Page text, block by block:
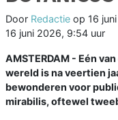
Door Redactie op 16
16 juni 2026, 9:54 uur
AMSTERDAM - Eén
wereld is na veertien
bewonderen voor
mirabilis, oftewel